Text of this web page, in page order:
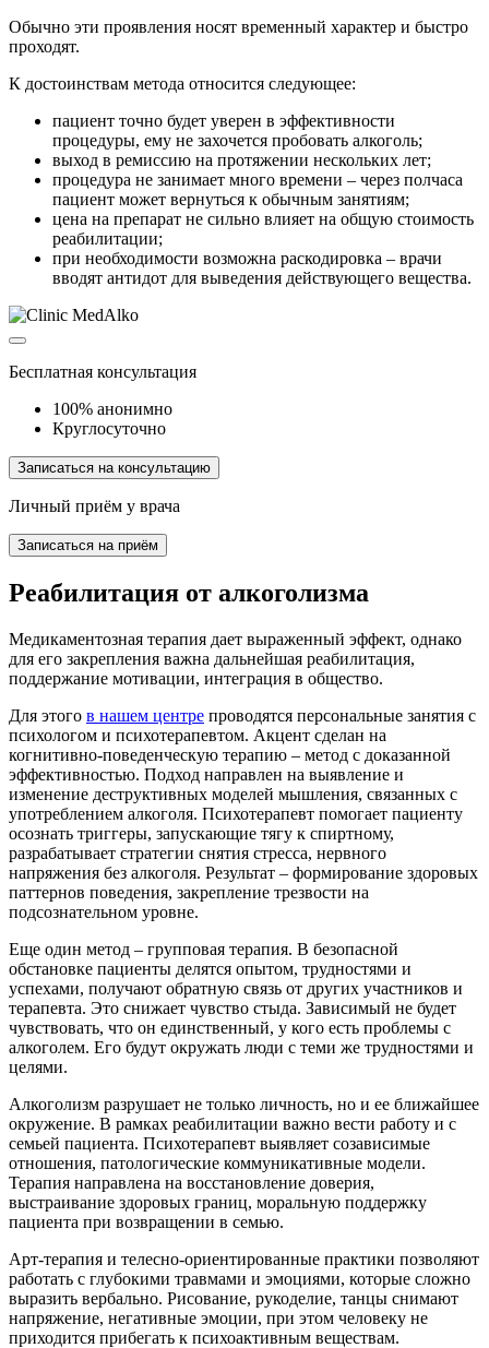
Обычно эти проявления носят временный характер и быстро
проходят.
К достоинствам метода относится следующее:
пациент точно будет уверен в эффективности
процедуры, ему не захочется пробовать алкоголь;
выход в ремиссию на протяжении нескольких лет;
процедура не занимает много времени – через полчаса
пациент может вернуться к обычным занятиям;
цена на препарат не сильно влияет на общую стоимость
реабилитации;
при необходимости возможна раскодировка – врачи
вводят антидот для выведения действующего вещества.
Бесплатная консультация
100% анонимно
Круглосуточно
Записаться на консультацию
Личный приём у врача
Записаться на приём
Реабилитация от алкоголизма
Медикаментозная терапия дает выраженный эффект, однако
для его закрепления важна дальнейшая реабилитация,
поддержание мотивации, интеграция в общество.
Для этого в нашем центре проводятся персональные занятия с
психологом и психотерапевтом. Акцент сделан на
когнитивно-поведенческую терапию – метод с доказанной
эффективностью. Подход направлен на выявление и
изменение деструктивных моделей мышления, связанных с
употреблением алкоголя. Психотерапевт помогает пациенту
осознать триггеры, запускающие тягу к спиртному,
разрабатывает стратегии снятия стресса, нервного
напряжения без алкоголя. Результат – формирование здоровых
паттернов поведения, закрепление трезвости на
подсознательном уровне.
Еще один метод – групповая терапия. В безопасной
обстановке пациенты делятся опытом, трудностями и
успехами, получают обратную связь от других участников и
терапевта. Это снижает чувство стыда. Зависимый не будет
чувствовать, что он единственный, у кого есть проблемы с
алкоголем. Его будут окружать люди с теми же трудностями и
целями.
Алкоголизм разрушает не только личность, но и ее ближайшее
окружение. В рамках реабилитации важно вести работу и с
семьей пациента. Психотерапевт выявляет созависимые
отношения, патологические коммуникативные модели.
Терапия направлена на восстановление доверия,
выстраивание здоровых границ, моральную поддержку
пациента при возвращении в семью.
Арт-терапия и телесно-ориентированные практики позволяют
работать с глубокими травмами и эмоциями, которые сложно
выразить вербально. Рисование, рукоделие, танцы снимают
напряжение, негативные эмоции, при этом человеку не
приходится прибегать к психоактивным веществам.